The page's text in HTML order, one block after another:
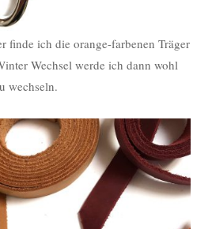
finde ich die orange-farbenen Träger
Wechsel werde ich dann wohl
wechseln.